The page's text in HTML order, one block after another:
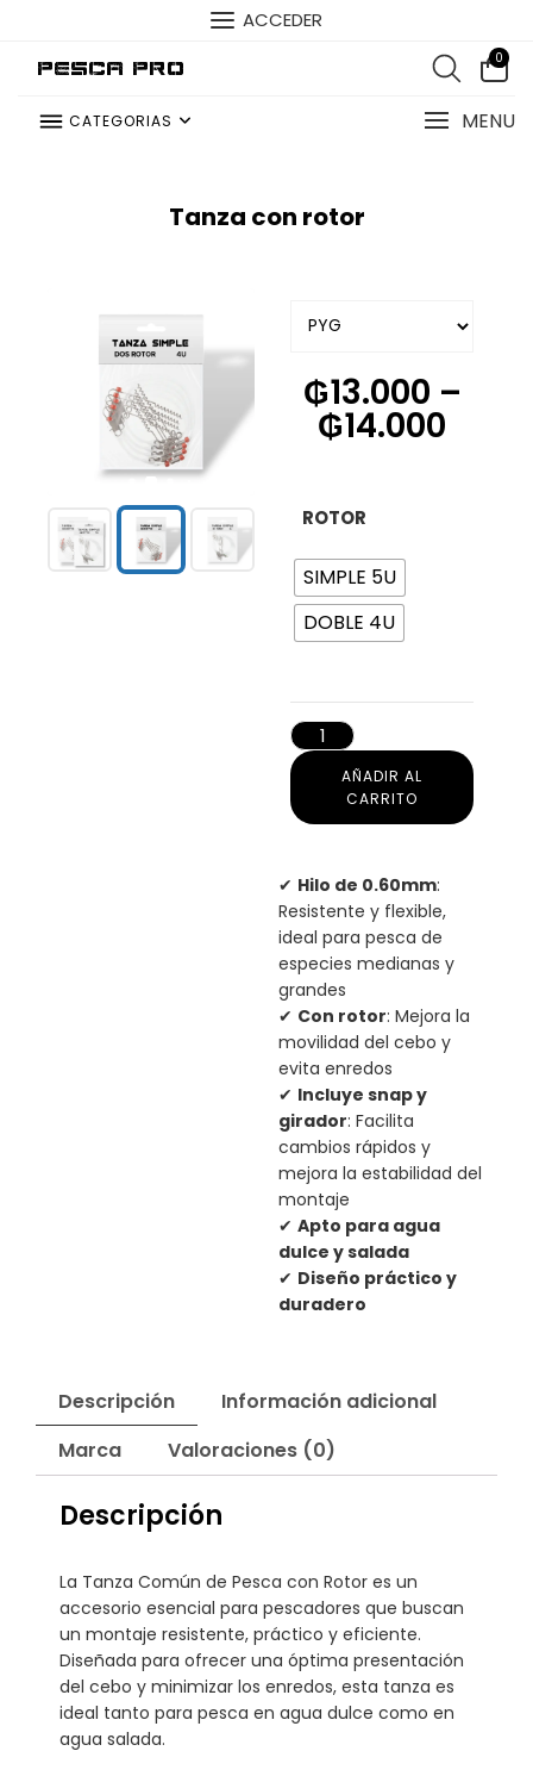
ACCEDER
Pesca Pro 0
CATEGORIAS MENU
Tanza con rotor
✔ Hilo de 0.60mm:
Resistente y flexible,
ideal para pesca de
especies medianas y
grandes
✔ Con rotor: Mejora la
movilidad del cebo y
evita enredos
✔ Incluye snap y
girador: Facilita
cambios rápidos y
mejora la estabilidad del
montaje
✔ Apto para agua
dulce y salada
✔ Diseño práctico y
duradero
ROTOR
SIMPLE 5U
DOBLE 4U
AÑADIR AL
CARRITO
₲13.000 –
₲14.000
Descripción
Información adicional
Marca
Valoraciones (0)
Descripción
La Tanza Común de Pesca con Rotor es un
accesorio esencial para pescadores que buscan
un montaje resistente, práctico y eficiente.
Diseñada para ofrecer una óptima presentación
del cebo y minimizar los enredos, esta tanza es
ideal tanto para pesca en agua dulce como en
agua salada.